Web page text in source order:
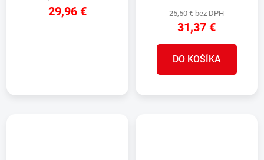
29,96 € 25,50 € bez DPH
31,37 €
DO KOŠÍKA